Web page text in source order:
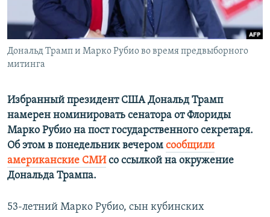
ПОБЕДИТЕЛЕЙ НЕ СУДЯТ?
КРЫМ.НЕПОКОРЕННЫЙ
ELIFBE
ПРИСОЕДИНЯЙТЕСЬ!
Все сайты RFE/RL
Дональд Трамп и Марко Рубио во время предвыборного
митинга
Избранный президент США Дональд Трамп
намерен номинировать сенатора от Флориды
Марко Рубио на пост государственного секретаря.
Об этом в понедельник вечером сообщили
американские СМИсо ссылкой на окружение
Дональда Трампа.
53-летний Марко Рубио, сын кубинских